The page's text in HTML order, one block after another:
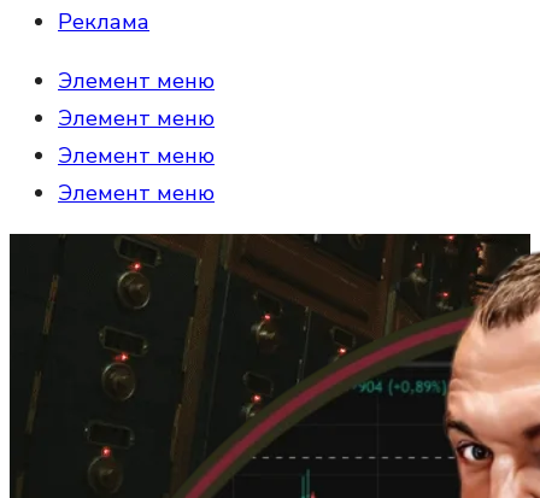
Реклама
Элемент меню
Элемент меню
Элемент меню
Элемент меню